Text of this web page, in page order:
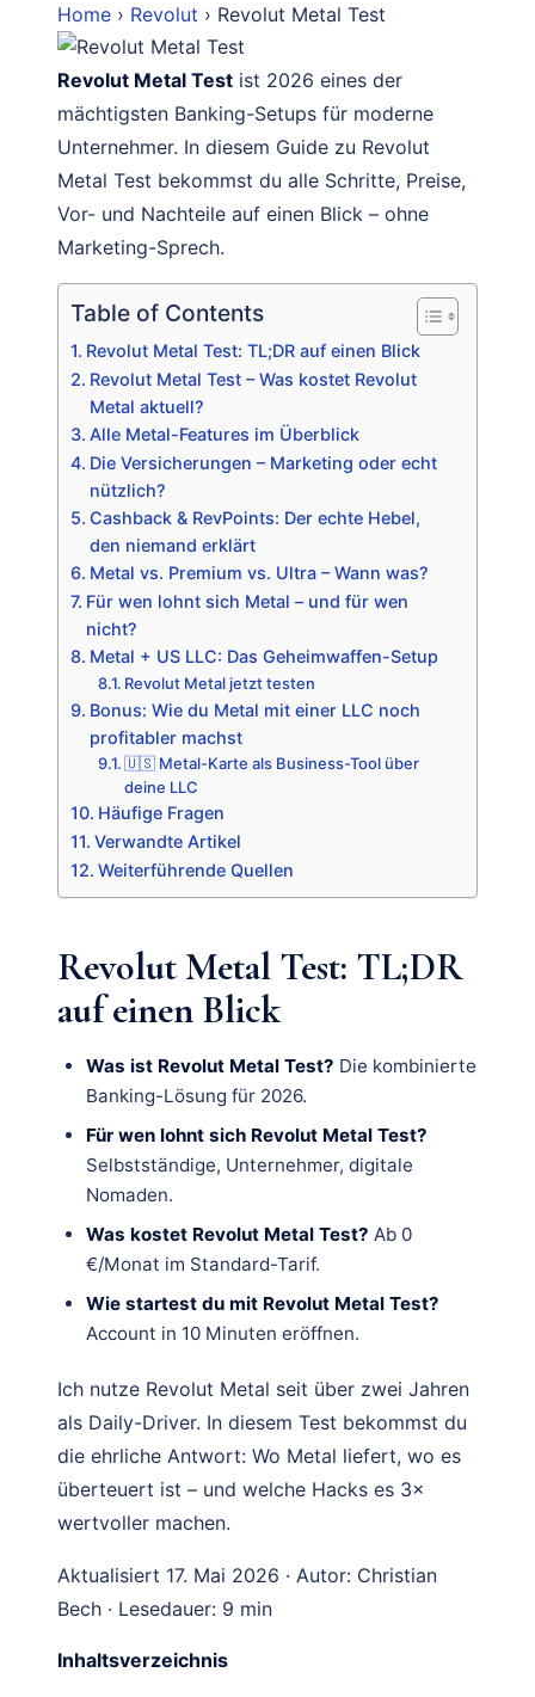
Home › Revolut › Revolut Metal Test
Revolut Metal Test ist 2026 eines der
mächtigsten Banking-Setups für moderne
Unternehmer. In diesem Guide zu Revolut
Metal Test bekommst du alle Schritte, Preise,
Vor- und Nachteile auf einen Blick – ohne
Marketing-Sprech.
Table of Contents
Revolut Metal Test: TL;DR auf einen Blick
Revolut Metal Test – Was kostet Revolut
Metal aktuell?
Alle Metal-Features im Überblick
Die Versicherungen – Marketing oder echt
nützlich?
Cashback & RevPoints: Der echte Hebel,
den niemand erklärt
Metal vs. Premium vs. Ultra – Wann was?
Für wen lohnt sich Metal – und für wen
nicht?
Metal + US LLC: Das Geheimwaffen-Setup
Revolut Metal jetzt testen
Bonus: Wie du Metal mit einer LLC noch
profitabler machst
🇺🇸 Metal-Karte als Business-Tool über
deine LLC
Häufige Fragen
Verwandte Artikel
Weiterführende Quellen
Revolut Metal Test: TL;DR
auf einen Blick
Was ist Revolut Metal Test? Die kombinierte
Banking-Lösung für 2026.
Für wen lohnt sich Revolut Metal Test?
Selbstständige, Unternehmer, digitale
Nomaden.
Was kostet Revolut Metal Test? Ab 0
€/Monat im Standard-Tarif.
Wie startest du mit Revolut Metal Test?
Account in 10 Minuten eröffnen.
Ich nutze Revolut Metal seit über zwei Jahren
als Daily-Driver. In diesem Test bekommst du
die ehrliche Antwort: Wo Metal liefert, wo es
überteuert ist – und welche Hacks es 3×
wertvoller machen.
Aktualisiert 17. Mai 2026 · Autor: Christian
Bech · Lesedauer: 9 min
Inhaltsverzeichnis